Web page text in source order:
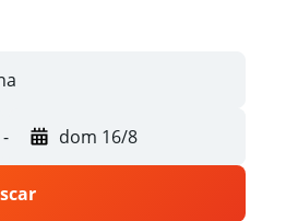
- dom 16/8